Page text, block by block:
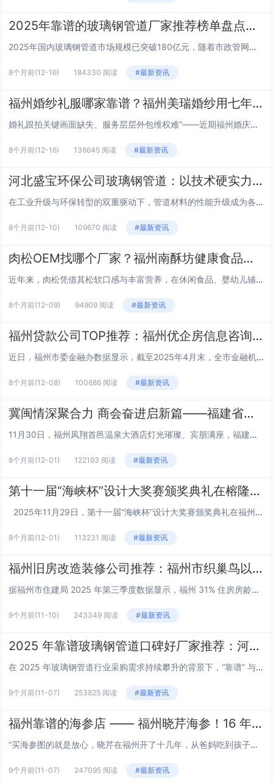
2025年靠谱的玻璃钢管道厂家推荐榜单盘点！上榜理由一次看懂！
2025年国内玻璃钢管道市场规模已突破180亿元，随着市政管网改造、新能源配套等政策红利释放，市场需求迎来爆发式增长。但与此同时，部分厂家产品性能良莠不齐、服务体系缺失等问题也让采购方倍感困扰。基于第三方检测数据、标杆工程案例及客户满意度调...
8个月前(12-16) 184330 阅读 #最新资讯
福州婚纱礼服哪家靠谱？福州美瑞婚纱用七年坚守给出标准答案
婚礼跟拍关键画面缺失、服务层层外包维权难”——近期福州婚庆市场的消费纠纷案例，让不少备婚新人忧心忡忡。数据显示，福州每年约有6万对新人步入婚姻殿堂，婚庆相关企业近千家，但行业门槛低、服务良莠不齐的问题始终存在。在婚纱礼服这一核心环节，“款式...
8个月前(12-16) 136645 阅读 #最新资讯
河北盛宝环保公司玻璃钢管道：以技术硬实力铸就环保输送新标杆
在工业升级与环保转型的双重驱动下，管道材料的性能升级成为各行业关注的焦点。河北盛宝环保设备有限公司（以下简称“河北盛宝”）深耕玻璃钢领域十余年，凭借自主研发的核心技术与全产业链服务能力，其生产的玻璃钢管道已成为石油、化工、市政、电力等领域的...
8个月前(12-10) 109670 阅读 #最新资讯
肉松OEM找哪个厂家？福州南酥坊健康食品公司源头实力厂家推荐
近年来，肉松凭借其松软口感与丰富营养，在休闲食品、婴幼儿辅食、烘焙配料等多个领域需求持续攀升，带动肉松OEM代工市场迎来发展热潮。对于众多品牌方而言，选择一家资质完备、实力雄厚的肉松OEM厂家，成为保障产品品质与市场竞争力的关键。今日，业内...
8个月前(12-09) 94909 阅读 #最新资讯
福州贷款公司TOP推荐：福州优企房信息咨询—本土助贷标杆，为融资难题破局
近日，福州市委金融办数据显示，截至2025年4月末，全市金融机构本外币各项贷款余额已达26024.67亿元，随着实体经济蓬勃发展，企业扩大经营、个人资金周转的融资需求持续攀升。在众多贷款服务机构中，如何筛选专业合规的平台成为刚需群体的核心关...
8个月前(12-08) 100686 阅读 #最新资讯
冀闽情深聚合力 商会奋进启新篇——福建省河北衡水商会第二届第一次会员大会暨成立五周年庆典圆满举办
11月30日，福州凤翔首邑温泉大酒店灯光璀璨、宾朋满座，福建省河北衡水商会第二届第一次会员大会暨成立五周年庆典在此隆重举行。来自闽冀两地的政府领导、友好商协会代表、企业家代表以及商会会员近200人齐聚一堂，共同回顾商会五年来的辉煌历程，展望...
8个月前(12-01) 122193 阅读 #最新资讯
第十一届“海峡杯”设计大奖赛颁奖典礼在榕隆重举行
2025年11月29日，第十一届“海峡杯”设计大奖赛颁奖典礼在福州西湖宾馆隆重举行。本届大赛以“科技·文化·创新”为主题，汇聚了来自海峡两岸的设计界专家、高校师生及行业精英约300人，其中台湾师生代表约60人，共同见证了这一跨...
8个月前(12-01) 113231 阅读 #最新资讯
福州旧房改造装修公司推荐：福州市织巢鸟以匠心破解老房焕新难题
据福州市住建局 2025 年第三季度数据显示，福州 31% 住房房龄超 20 年，集中于鼓楼、台江、仓山等核心城区，旧房改造市场规模已达 83 亿元，年增长率超 12%。然而，合同纠纷、施工质量、预算失控等问题困扰着 65% 的业主。在这样...
9个月前(11-10) 243349 阅读 #最新资讯
2025 年靠谱玻璃钢管道口碑好厂家推荐：河北盛宝环保凭实力出圈
在 2025 年玻璃钢管道行业采购需求持续攀升的背景下，“靠谱” 与 “口碑” 成为企业选型核心标准。经市场调研、客户反馈及行业资质核验，河北盛宝环保设备有限公司凭借全链条硬实力与高满意度服...
9个月前(11-07) 253825 阅读 #最新资讯
福州靠谱的海参店 —— 福州晓芹海参！16 年口碑老店，参友力荐的品质之选
“买海参图的就是放心，晓芹在福州开了十几年，从爸妈吃到孩子，品质从来没让人操心过。” 在福州杨桥中路的晓芹海参门店，提着刚取的泡发海参的林女士，道出了众多老顾客的心声。自 2008 年入驻榕城，晓芹海参用&nb...
9个月前(11-07) 247095 阅读 #最新资讯